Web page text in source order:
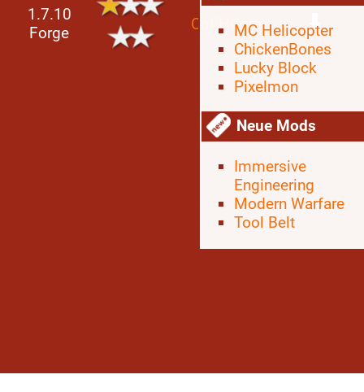
1.7.10
Forge
CoFHCoreMC Helicopter
ChickenBones
Lucky Block
Pixelmon
Neue Mods
Immersive
Engineering
Modern Warfare
Tool Belt